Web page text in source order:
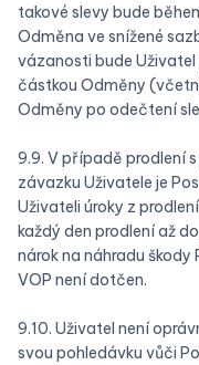
takové slevy bude
Odměna ve snížené
vázanosti bude
částkou Odměny
Odměny po odečtení
9.9. V případě prodlení
závazku Uživatele je
Uživateli úroky z
každý den prodlení až
nárok na náhradu
VOP není dotčen.
9.10. Uživatel není
svou pohledávku vůči